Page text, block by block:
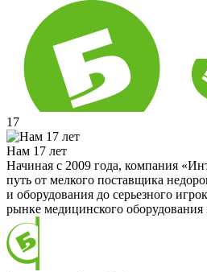
17
Нам 17 лет
Начиная с 2009 года, компания
путь от мелкого поставщика
и оборудования до серьезного
рынке медицинского оборудования